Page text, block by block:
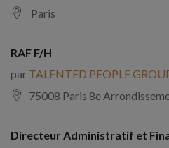
Paris
RAF F/H
par TALENTED PEOPLE
75008 Paris 8e
Directeur Administratif et